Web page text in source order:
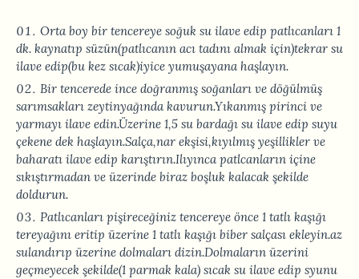
Orta boy bir tencereye soğuk su ilave edip patlıcanları 1
dk. kaynatıp süzün(patlıcanın acı tadını almak için)tekrar su
ilave edip(bu kez sıcak)iyice yumuşayana haşlayın.
Bir tencerede ince doğranmış soğanları ve döğülmüş
sarımsakları zeytinyağında kavurun.Yıkanmış pirinci ve
yarmayı ilave edin.Üzerine 1,5 su bardağı su ilave edip suyu
çekene dek haşlayın.Salça,nar ekşisi,kıyılmış yeşillikler ve
baharatı ilave edip karıştırın.Ilıyınca patlcanların içine
sıkıştırmadan ve üzerinde biraz boşluk kalacak şekilde
doldurun.
Patlıcanları pişireceğiniz tencereye önce 1 tatlı kaşığı
tereyağını eritip üzerine 1 tatlı kaşığı biber salçası ekleyin.az
sulandırıp üzerine dolmaları dizin.Dolmaların üzerini
geçmeyecek şekilde(1 parmak kala) sıcak su ilave edip syunu